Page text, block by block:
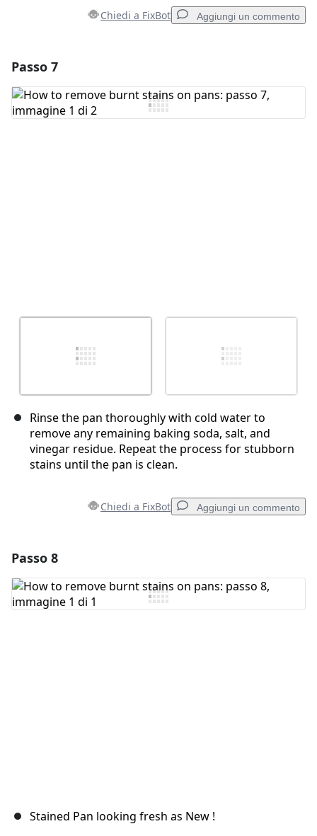
Chiedi a FixBot Aggiungi un commento
Aggiungi Commento
Passo 7
Rinse the pan thoroughly with cold water to
remove any remaining baking soda, salt, and
vinegar residue. Repeat the process for stubborn
stains until the pan is clean.
Chiedi a FixBot Aggiungi un commento
Aggiungi Commento
Passo 8
Stained Pan looking fresh as New !